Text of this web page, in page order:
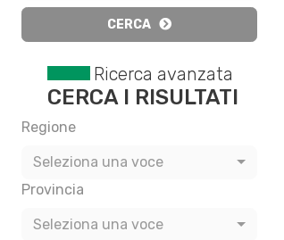
CERCA
Ricerca avanzata
CERCA I RISULTATI
Regione
Seleziona una voce
Provincia
Seleziona una voce